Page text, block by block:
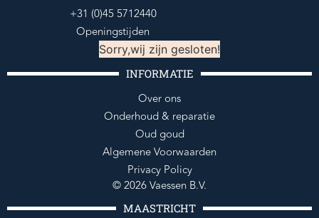
+31 (0)45 5712440
Openingstijden
Sorry,wij zijn gesloten!
INFORMATIE
Over ons
Onderhoud & reparatie
Oud goud
Algemene Voorwaarden
Privacy Policy
© 2026 Vaessen B.V.
MAASTRICHT